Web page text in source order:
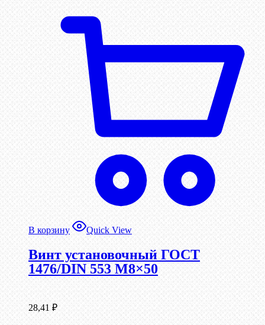
В корзину Quick View
Винт установочный ГОСТ
1476/DIN 553 М8×50
28,41 ₽